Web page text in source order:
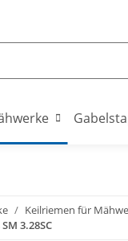
Keilriemen für
3.28SC